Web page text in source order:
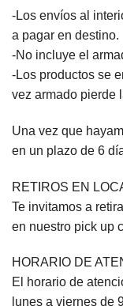
-Los envíos al
a pagar en destino.
-No incluye el
-Los productos se
vez armado pierde
Una vez que
en un plazo de 6
RETIROS EN
Te invitamos a
en nuestro pick up
HORARIO DE
El horario de
lunes a viernes de